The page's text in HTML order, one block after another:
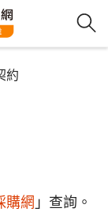
約
購網 」查詢。